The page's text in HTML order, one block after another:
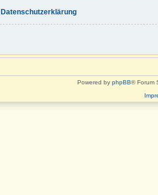
Datenschutzerklärung
Powered by phpBB® Forum